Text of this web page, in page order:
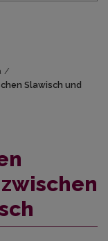
/
Slawisch und